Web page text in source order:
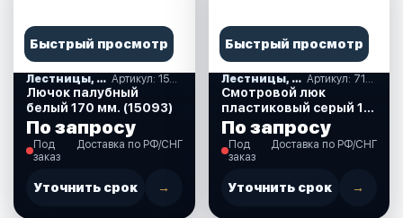
Быстрый просмотр
Лестницы, ступеньки Артикул: 15093
Лючок палубный
белый 170 мм. (15093)
По запросу
Под
заказ
Доставка по РФ/СНГ
Уточнить срок →
Быстрый просмотр
Лестницы, ступеньки Артикул: 710139
Смотровой люк
пластиковый серый 10
см. (710139)
По запросу
Под
заказ
Доставка по РФ/СНГ
Уточнить срок →